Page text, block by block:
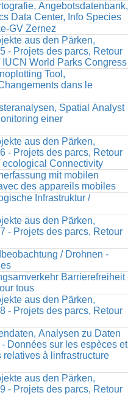
Angebotsdatenbank,
Data Center, Info Species
GV Zernez
aus den Pärken,
- Projets des parcs, Retour
World Parks Congress
Tool,
dans le
Spatial Analyst
einer
aus den Pärken,
- Projets des parcs, Retour
Connectivity
mit mobilen
des appareils mobiles
Infrastruktur /
aus den Pärken,
- Projets des parcs, Retour
/ Drohnen -
Barrierefreiheit -
pour tous
aus den Pärken,
- Projets des parcs, Retour
zu Daten
Données sur les espèces et
à linfrastructure
aus den Pärken,
- Projets des parcs, Retour